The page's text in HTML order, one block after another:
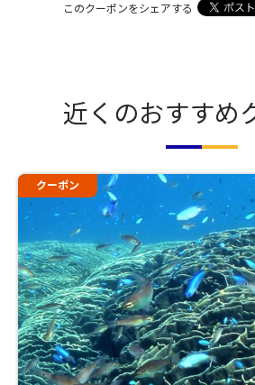
このクーポンをシェアする
近くのおすすめ
クーポン